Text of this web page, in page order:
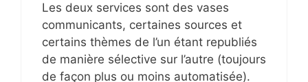
Les deux services sont des vases
communicants, certaines sources et
certains thèmes de l’un étant republiés
de manière sélective sur l’autre (toujours
de façon plus ou moins automatisée).